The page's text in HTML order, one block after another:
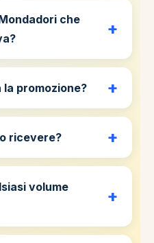
che
la promozione?
ricevere?
volume